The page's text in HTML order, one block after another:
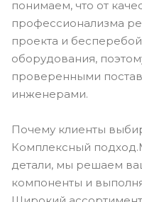
понимаем, что от
профессионализма
проекта и
оборудования,
проверенными
инженерами.
Почему клиенты
Комплексный
детали, мы решаем
компоненты и